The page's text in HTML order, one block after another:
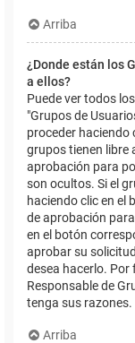
Arriba
¿Donde están los
a ellos?
Puede ver todos
"Grupos de
proceder haciendo
grupos tienen libre
aprobación para
son ocultos. Si el
haciendo clic en el
de aprobación
en el botón
aprobar su
desea hacerlo.
Responsable de
tenga sus razones.
Arriba